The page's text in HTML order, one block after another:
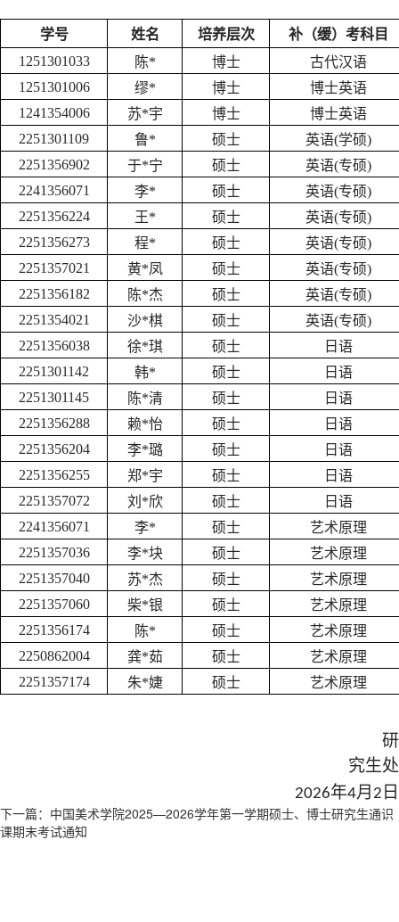
学号 姓名 培养层次
补（缓）考科目
1251301033
陈* 博士
古代汉语
1251301006
缪* 博士
博士英语
1241354006
苏*宇 博士
博士英语
2251301109
鲁* 硕士
英语(学硕)
2251356902
于*宁 硕士
英语(专硕)
2241356071
李* 硕士
英语(专硕)
2251356224
王* 硕士
英语(专硕)
2251356273
程* 硕士
英语(专硕)
2251357021
黄*凤 硕士
英语(专硕)
2251356182
陈*杰 硕士
英语(专硕)
2251354021
沙*棋 硕士
英语(专硕)
2251356038
徐*琪 硕士
日语
2251301142
韩* 硕士
日语
2251301145
陈*清 硕士
日语
2251356288
赖*怡 硕士
日语
2251356204
李*璐 硕士
日语
2251356255
郑*宇 硕士
日语
2251357072
刘*欣 硕士
日语
2241356071
李* 硕士
艺术原理
2251357036
李*块 硕士
艺术原理
2251357040
苏*杰 硕士
艺术原理
2251357060
柴*银 硕士
艺术原理
2251356174
陈* 硕士
艺术原理
2250862004
龚*茹 硕士
艺术原理
2251357174
朱*婕 硕士 艺术原理
研
究生处
2026年4月 2 日
下一篇：中国美术学院2025—2026学年第一学期硕士、博士研究生通识
课期末考试通知